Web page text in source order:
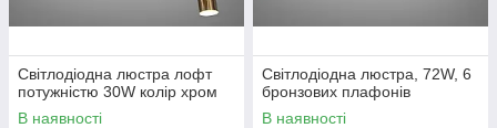
Світлодіодна люстра лофт
потужністю 30W колір хром
В наявності
Світлодіодна люстра, 72W, 6
бронзових плафонів
В наявності